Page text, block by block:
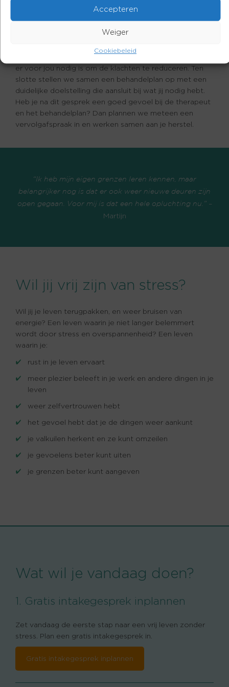
Accepteren
Weiger
Cookiebeleid
Maar voordat je bij ons de burn-out behandeling start,
beginnen we eerst met een oriënterend gesprek. Dit
persoonlijke verhaal en vervolgens kijken we samen wat
er voor jou nodig is om de klachten te reduceren. Ten
slotte stellen we samen een behandelplan op met een
duidelijke doelstelling die aansluit bij wat jij nodig hebt.
Heb je na dit gesprek een goed gevoel bij de therapeut
en het behandelplan? Dan plannen we meteen een
vervolgafspraak in en werken samen aan je herstel.
“Ik heb mijn eigen grenzen leren kennen, maar
belangrijker nog is dat er ook weer nieuwe deuren zijn
open gegaan. Voor mij is dat een hele opluchting nu.”–
Martijn
Wil jij vrij zijn van stress?
Wil jij je leven terugpakken, en weer bruisen van
energie? Een leven waarin je niet langer belemmert
wordt door stress en overspannenheid? Een leven
waarin je:
rust in je leven ervaart
meer plezier beleeft in je werk en andere dingen in je
leven
weer zelfvertrouwen hebt
het gevoel hebt dat je de dingen weer aankunt
je valkuilen herkent en ze kunt omzeilen
je gevoelens beter kunt uiten
je grenzen beter kunt aangeven
Wat wil je vandaag doen?
1. Gratis intakegesprek inplannen
Zet vandaag de eerste stap naar een vrij leven zonder
stress. Plan een gratis intakegesprek in.
Gratis intakegesprek inplannen